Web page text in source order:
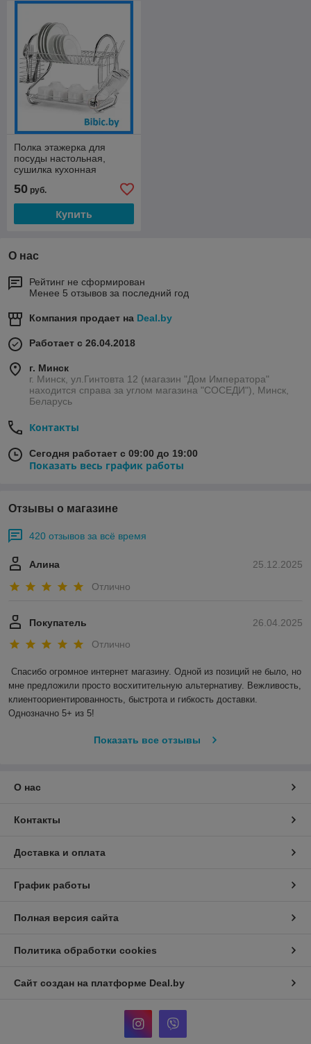
Полка этажерка для
посуды настольная,
сушилка кухонная
двухъярусная, стеллаж
для сушки посуды
50 руб.
Купить
О нас
Рейтинг не сформирован
Менее 5 отзывов за последний год
Компания продает на Deal.by
Работает с 26.04.2018
г. Минск
г. Минск, ул.Гинтовта 12 (магазин "Дом Императора"
находится справа за углом магазина "СОСЕДИ"), Минск,
Беларусь
Контакты
Сегодня работает с 09:00 до 19:00
Показать весь график работы
Отзывы о магазине
420 отзывов за всё время
25.12.2025
Алина
Отлично
26.04.2025
Покупатель
Отлично
Спасибо огромное интернет магазину. Одной из позиций не было, но
мне предложили просто восхитительную альтернативу. Вежливость,
клиентоориентированность, быстрота и гибкость доставки.
Однозначно 5+ из 5!
Показать все отзывы
О нас
Контакты
Доставка и оплата
График работы
Полная версия сайта
Политика обработки cookies
Сайт создан на платформе Deal.by